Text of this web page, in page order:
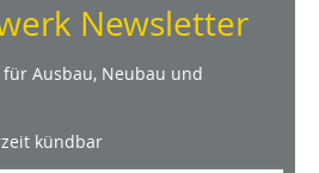
Newsletter
Ausbau, Neubau und
kündbar